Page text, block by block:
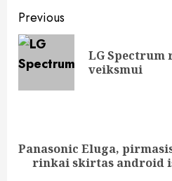
Post
navigation
Previous
LG Spectrum
veiksmui
Next
post:
Panasonic Eluga,
rinkai skirtas android